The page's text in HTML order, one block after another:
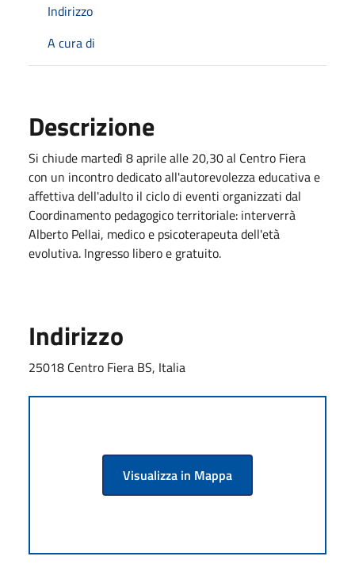
Indirizzo
A cura di
Descrizione
Si chiude martedì 8 aprile alle 20,30 al Centro Fiera
con un incontro dedicato all'autorevolezza educativa e
affettiva dell'adulto il ciclo di eventi organizzati dal
Coordinamento pedagogico territoriale: interverrà
Alberto Pellai, medico e psicoterapeuta dell'età
evolutiva. Ingresso libero e gratuito.
Indirizzo
25018 Centro Fiera BS, Italia
Visualizza in Mappa